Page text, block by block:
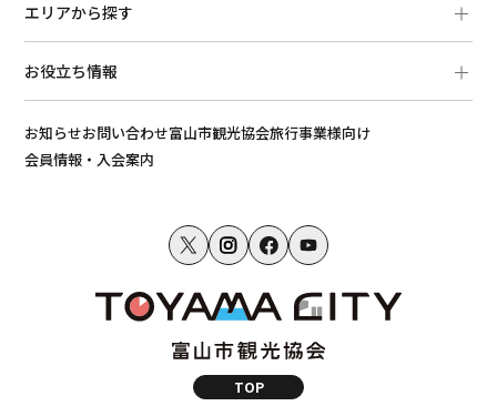
エリアから探す
お役立ち情報
お知らせお問い合わせ富山市観光協会旅行事業様向け
会員情報・入会案内
TOP